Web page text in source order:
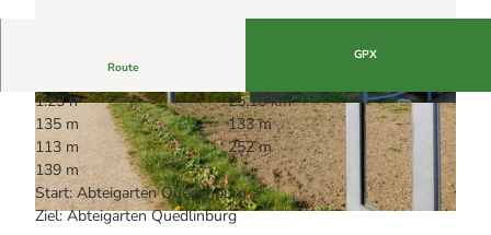
Wanderführer Jörg Kühnhold
Einkaufen
© Nico Reischke, QTM GmbH |CC-BY
© Nico Reischke, QTM GmbH |CC-BY © Nico Reischke, QTM GmbH |CC-BY
Route
GPX
1:23 h
25,10 km
135 m
133 m
113 m
252 m
139 m
Start: Abteigarten Quedlinburg
Ziel: Abteigarten Quedlinburg